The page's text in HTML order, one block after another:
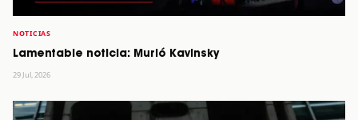
NOTICIAS
Lamentable noticia: Murió Kavinsky
29 Jul, 2026